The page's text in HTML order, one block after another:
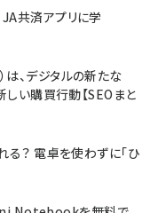
共済アプリに学
は、デジタルの新たな
しい購買行動【SEOまと
る？ 電卓を使わずに「ひ